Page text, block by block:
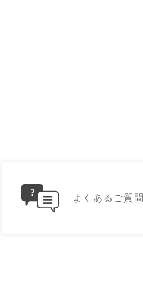
よくあるご質問